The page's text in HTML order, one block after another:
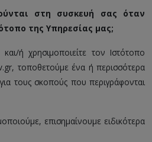
στη συσκευή σας όταν
της Υπηρεσίας μας;
ή χρησιμοποιείτε τον Ιστότοπο
τοποθετούμε ένα ή περισσότερα
τους σκοπούς που περιγράφονται
επισημαίνουμε ειδικότερα